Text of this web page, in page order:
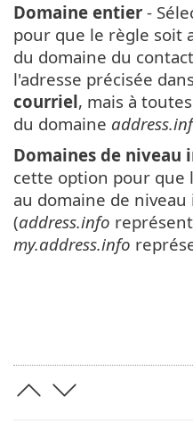
Domaine entier -
pour que le règle soit
du domaine du
l'adresse précisée
courriel, mais à
du domaine
Domaines de niveau
cette option pour que
au domaine de
(address.info
my.address.info